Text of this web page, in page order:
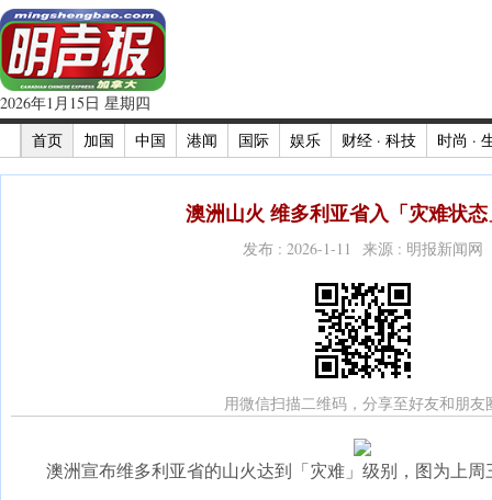
2026年1月15日 星期四
首页
加国 中国 港闻 国际 娱乐 财经 · 科技 时尚 ·
澳洲山火 维多利亚省入「灾难状
发布 : 2026-1-11 来源 : 明报新闻网
用微信扫描二维码，分享至好友和朋友
澳洲宣布维多利亚省的山火达到「灾难」级别，图为上